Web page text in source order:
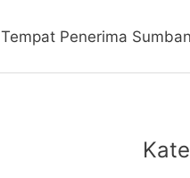
Tempat Penerima